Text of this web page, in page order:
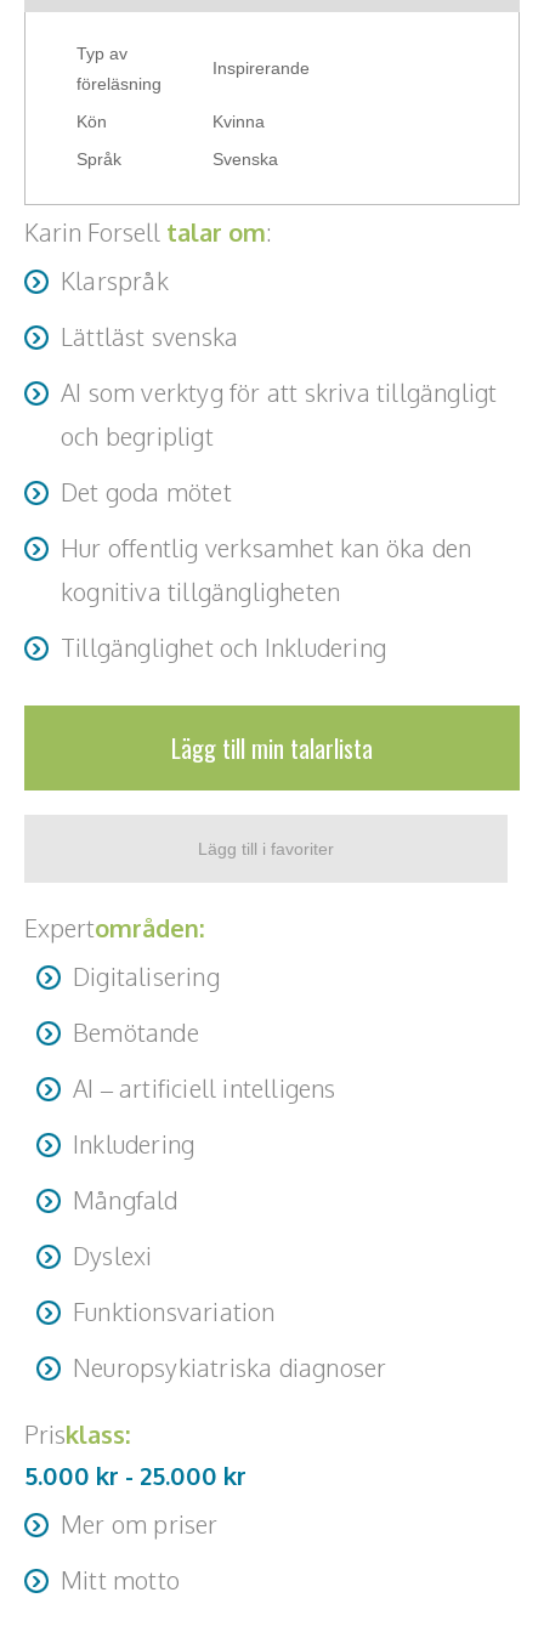
Teamwork, teambuilding, relationer
Vård, omsorg, beroende
Kända personer
Författare
Idrottare och äventyrare
Kända musiker
Skådespelare
Typ av
föreläsning
Inspirerande
Kön
Kvinna
Språk
Svenska
Karin Forsell talar om:
Klarspråk
Lättläst svenska
AI som verktyg för att skriva tillgängligt
och begripligt
Det goda mötet
Hur offentlig verksamhet kan öka den
kognitiva tillgängligheten
Tillgänglighet och Inkludering
Lägg till min talarlista
Expertområden:
Digitalisering
Bemötande
AI – artificiell intelligens
Inkludering
Mångfald
Dyslexi
Funktionsvariation
Neuropsykiatriska diagnoser
Prisklass:
5.000 kr - 25.000 kr
Mer om priser
Pris: 5000-25000 Mer om priser: Resa + logi tillkommer
Mitt motto